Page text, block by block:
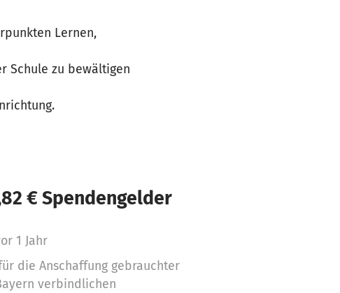
Lernen,
Schule zu bewältigen
€ Spendengelder
1 Jahr
die Anschaffung gebrauchter
verbindlichen